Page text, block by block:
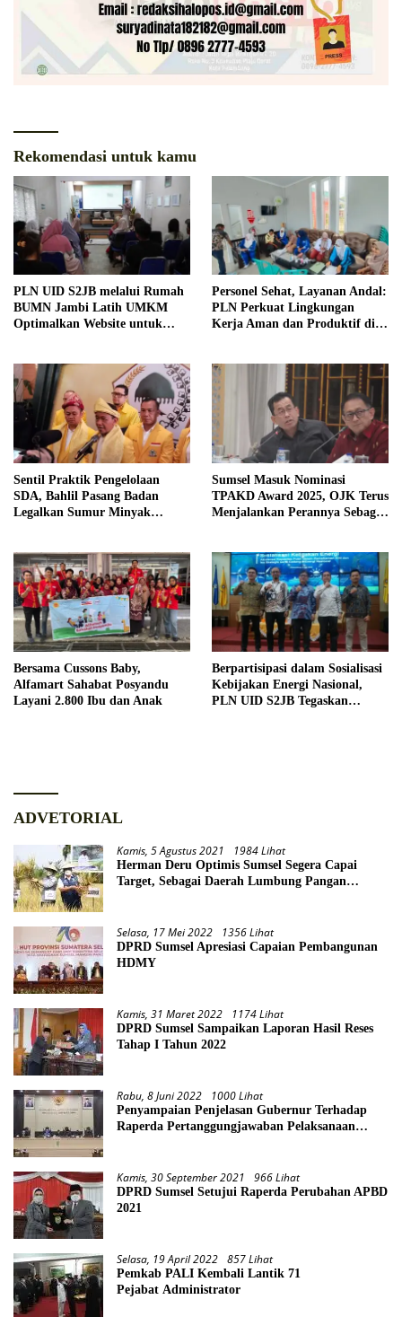
Rekomendasi untuk kamu
PLN UID S2JB melalui Rumah
BUMN Jambi Latih UMKM
Optimalkan Website untuk
Personel Sehat, Layanan Andal:
PLN Perkuat Lingkungan
Kerja Aman dan Produktif di
Sentil Praktik Pengelolaan
SDA, Bahlil Pasang Badan
Legalkan Sumur Minyak
Sumsel Masuk Nominasi
TPAKD Award 2025, OJK Terus
Menjalankan Perannya Sebagai
Bersama Cussons Baby,
Alfamart Sahabat Posyandu
Layani 2.800 Ibu dan Anak
Berpartisipasi dalam Sosialisasi
Kebijakan Energi Nasional,
PLN UID S2JB Tegaskan
ADVETORIAL
Kamis, 5 Agustus 2021 1984 Lihat
Herman Deru Optimis Sumsel Segera Capai
Target, Sebagai Daerah Lumbung Pangan
Selasa, 17 Mei 2022 1356 Lihat
DPRD Sumsel Apresiasi Capaian Pembangunan
HDMY
Kamis, 31 Maret 2022 1174 Lihat
DPRD Sumsel Sampaikan Laporan Hasil Reses
Tahap I Tahun 2022
Rabu, 8 Juni 2022 1000 Lihat
Penyampaian Penjelasan Gubernur Terhadap
Raperda Pertanggungjawaban Pelaksanaan
Kamis, 30 September 2021 966 Lihat
DPRD Sumsel Setujui Raperda Perubahan APBD
2021
Selasa, 19 April 2022 857 Lihat
Pemkab PALI Kembali Lantik 71
Pejabat Administrator